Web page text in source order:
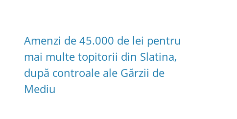
Amenzi de 45.000 de lei pentru
mai multe topitorii din Slatina,
după controale ale Gărzii de
Mediu